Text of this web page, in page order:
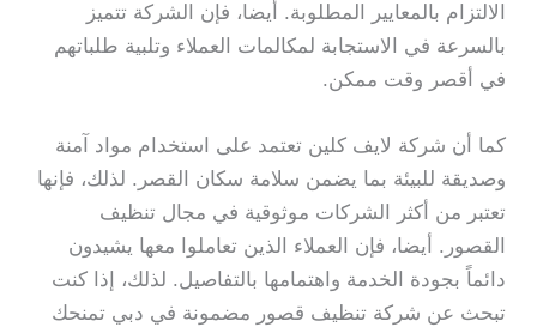
الالتزام بالمعايير المطلوبة. أيضا، فإن الشركة تتميز
بالسرعة في الاستجابة لمكالمات العملاء وتلبية طلباتهم
في أقصر وقت ممكن.
كما أن شركة لايف كلين تعتمد على استخدام مواد آمنة
وصديقة للبيئة بما يضمن سلامة سكان القصر. لذلك، فإنها
تعتبر من أكثر الشركات موثوقية في مجال تنظيف
القصور. أيضا، فإن العملاء الذين تعاملوا معها يشيدون
دائماً بجودة الخدمة واهتمامها بالتفاصيل. لذلك، إذا كنت
تبحث عن شركة تنظيف قصور مضمونة في دبي تمنحك